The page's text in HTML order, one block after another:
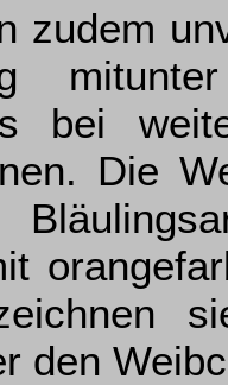
zudem
bei
Die
den